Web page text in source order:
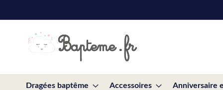
to
Dragées baptême Accessoires Anniversaire